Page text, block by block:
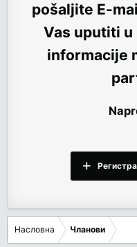
pošaljite E-
Vas uputiti u
informacije
Насловна Чланови